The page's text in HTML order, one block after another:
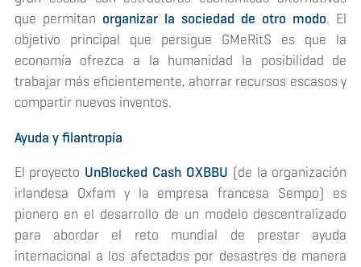
que permitan organizar la sociedad de otro modo. El
objetivo principal que persigue GMeRitS es que la
economía ofrezca a la humanidad la posibilidad de
trabajar más eficientemente, ahorrar recursos escasos y
compartir nuevos inventos.
Ayuda y filantropía
El proyecto UnBlocked Cash OXBBU (de la organización
irlandesa Oxfam y la empresa francesa Sempo) es
pionero en el desarrollo de un modelo descentralizado
para abordar el reto mundial de prestar ayuda
internacional a los afectados por desastres de manera